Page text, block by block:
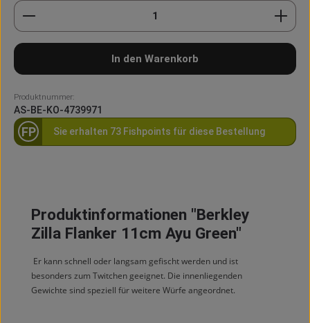
Produkt Anzahl: Gib den gewünschten Wert ein
In den Warenkorb
Produktnummer:
AS-BE-KO-4739971
FP Sie erhalten 73 Fishpoints für diese Bestellung
Produktinformationen "Berkley
Zilla Flanker 11cm Ayu Green"
Er kann schnell oder langsam gefischt werden und ist
besonders zum Twitchen geeignet. Die innenliegenden
Gewichte sind speziell für weitere Würfe angeordnet.